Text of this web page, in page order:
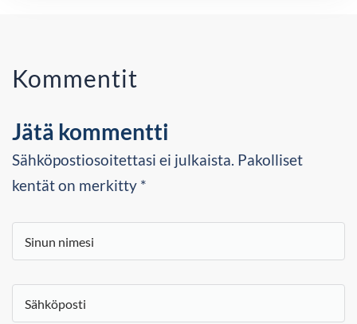
Kommentit
Jätä kommentti
Sähköpostiosoitettasi ei julkaista. Pakolliset
kentät on merkitty *